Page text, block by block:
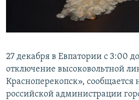
ПОБЕДИТЕЛЕЙ НЕ СУДЯТ?
УКРАИНСКАЯ ПРОБЛЕМА КРЫМА
ПРИСОЕДИНЯЙТЕСЬ!
27 декабря в Евпатории с 3:00
отключение высоковольтной
Красноперекопск», сообщается
российской администрации